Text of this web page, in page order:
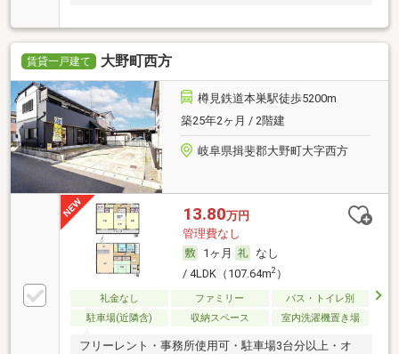
賃貸一戸建て 大野町西方
樽見鉄道本巣駅徒歩5200m
築25年2ヶ月 / 2階建
岐阜県揖斐郡大野町大字西方
13.80万円
管理費なし
1ヶ月
なし
/ 4LDK（107.64m2）
礼金なし ファミリー
バス・トイレ別
駐車場(近隣含)
収納スペース 室内洗濯機置き場
フリーレント・事務所使用可・駐車場3台分以上・オ